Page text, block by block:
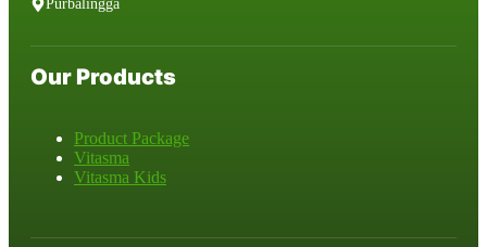
Purbalingga
Our Products
Product Package
Vitasma
Vitasma Kids